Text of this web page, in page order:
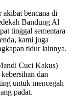
akibat bencana di
Bandung Al
tinggal sementara
kami juga
tidur lainnya.
Cuci Kakus)
dan
untuk mencegah
padat.